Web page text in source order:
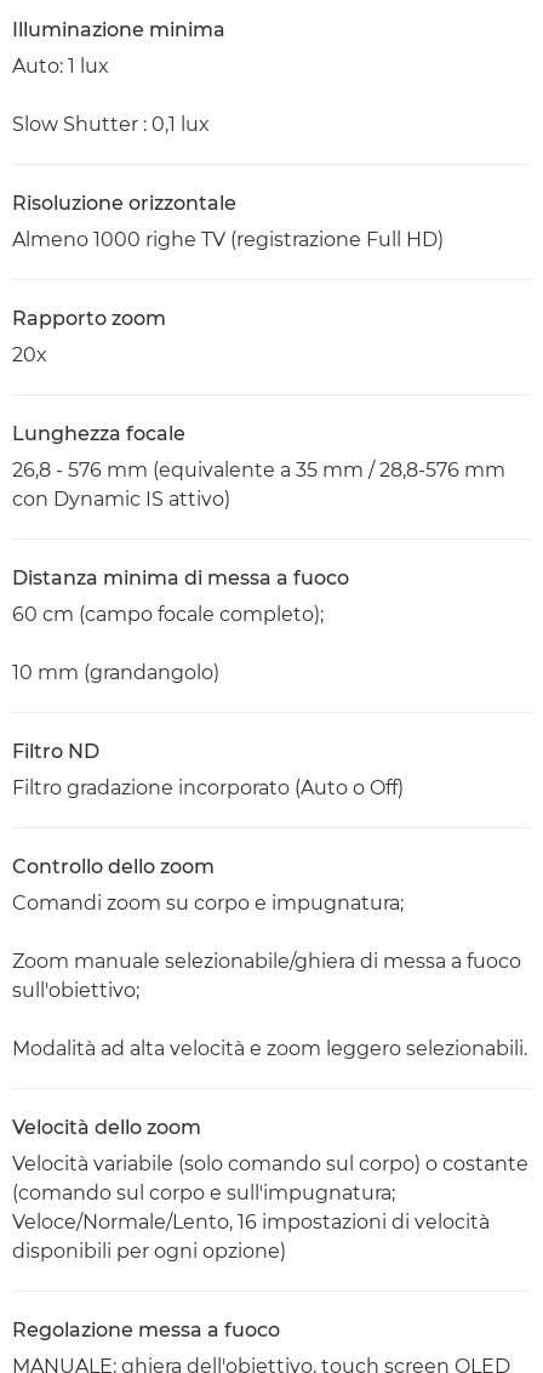
Illuminazione minima
Auto: 1 lux
Slow Shutter : 0,1 lux
Risoluzione orizzontale
Almeno 1000 righe TV (registrazione Full HD)
Rapporto zoom
20x
Lunghezza focale
26,8 - 576 mm (equivalente a 35 mm / 28,8-576 mm
con Dynamic IS attivo)
Distanza minima di messa a fuoco
60 cm (campo focale completo);
10 mm (grandangolo)
Filtro ND
Filtro gradazione incorporato (Auto o Off)
Controllo dello zoom
Comandi zoom su corpo e impugnatura;
Zoom manuale selezionabile/ghiera di messa a fuoco
sull'obiettivo;
Modalità ad alta velocità e zoom leggero selezionabili.
Velocità dello zoom
Velocità variabile (solo comando sul corpo) o costante
(comando sul corpo e sull'impugnatura;
Veloce/Normale/Lento, 16 impostazioni di velocità
disponibili per ogni opzione)
Regolazione messa a fuoco
MANUALE: ghiera dell'obiettivo, touch screen OLED